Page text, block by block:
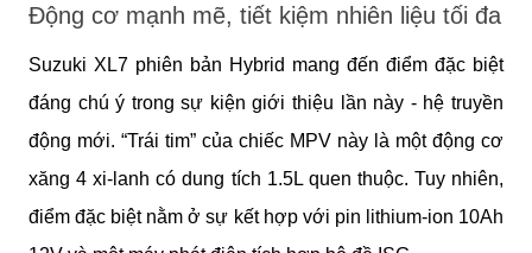
Động cơ mạnh mẽ, tiết kiệm nhiên liệu tối đa
Suzuki XL7 phiên bản Hybrid mang đến điểm đặc biệt
đáng chú ý trong sự kiện giới thiệu lần này - hệ truyền
động mới. “Trái tim” của chiếc MPV này là một động cơ
xăng 4 xi-lanh có dung tích 1.5L quen thuộc. Tuy nhiên,
điểm đặc biệt nằm ở sự kết hợp với pin lithium-ion 10Ah